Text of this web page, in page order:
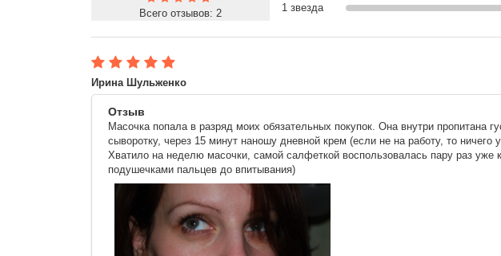
Всего отзывов: 2
1 звезда
Ирина Шульженко
Отзыв
Масочка попала в разряд моих обязательных покупок. Она внутри пропитана
сыворотку, через 15 минут наношу дневной крем (если не на работу, то
Хватило на неделю масочки, самой салфеткой воспользовалась пару раз
подушечками пальцев до впитывания)